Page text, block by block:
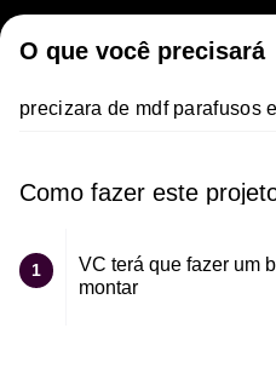
O que você precisará
precizara de mdf parafusos
Como fazer este
1
VC terá que fazer um
montar